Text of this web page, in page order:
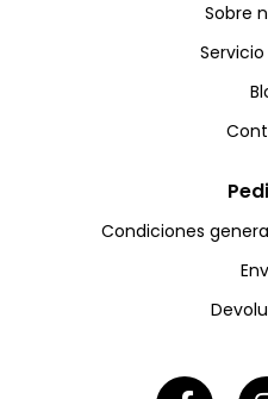
Sobre
Condiciones